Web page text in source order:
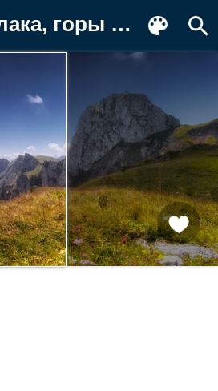
Обои для телефона